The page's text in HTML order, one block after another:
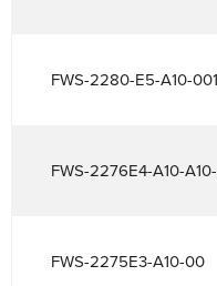
FWS-2280-E5-A10-001
FWS-2276E4-A10-
FWS-2275E3-A10-00